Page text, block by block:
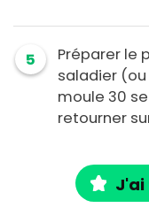
5
Préparer le
saladier
moule 30
retourner